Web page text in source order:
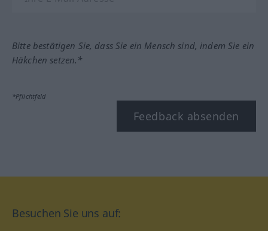
Bitte bestätigen Sie, dass Sie ein Mensch sind, indem Sie ein
Häkchen setzen.*
*Pflichtfeld
Feedback absenden
Besuchen Sie uns auf: